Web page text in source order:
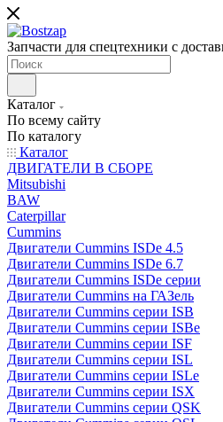
Запчасти для спецтехники с
Каталог
По всему сайту
По каталогу
Каталог
ДВИГАТЕЛИ В СБОРЕ
Mitsubishi
BAW
Caterpillar
Cummins
Двигатели Cummins ISDe 4.5
Двигатели Cummins ISDe 6.7
Двигатели Cummins ISDe серии
Двигатели Cummins на ГАЗель
Двигатели Cummins серии ISB
Двигатели Cummins серии ISBe
Двигатели Cummins серии ISF
Двигатели Cummins серии ISL
Двигатели Cummins серии ISLe
Двигатели Cummins серии ISX
Двигатели Cummins серии QSK